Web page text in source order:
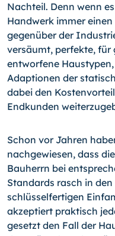
Nachteil. Denn wenn
Handwerk immer
gegenüber der
versäumt, perfekte, für
entworfene
Adaptionen der
dabei den
Endkunden
Schon vor Jahren
nachgewiesen, dass
Bauherrn bei
Standards rasch in
schlüsselfertigen
akzeptiert praktisch
gesetzt den Fall der